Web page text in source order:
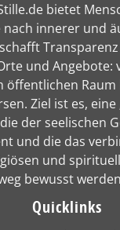
bietet
nach innerer und
und Angebote:
öffentlichen Raum
Ziel ist es, eine
der seelischen
und die das
und
bewusst
Quicklinks